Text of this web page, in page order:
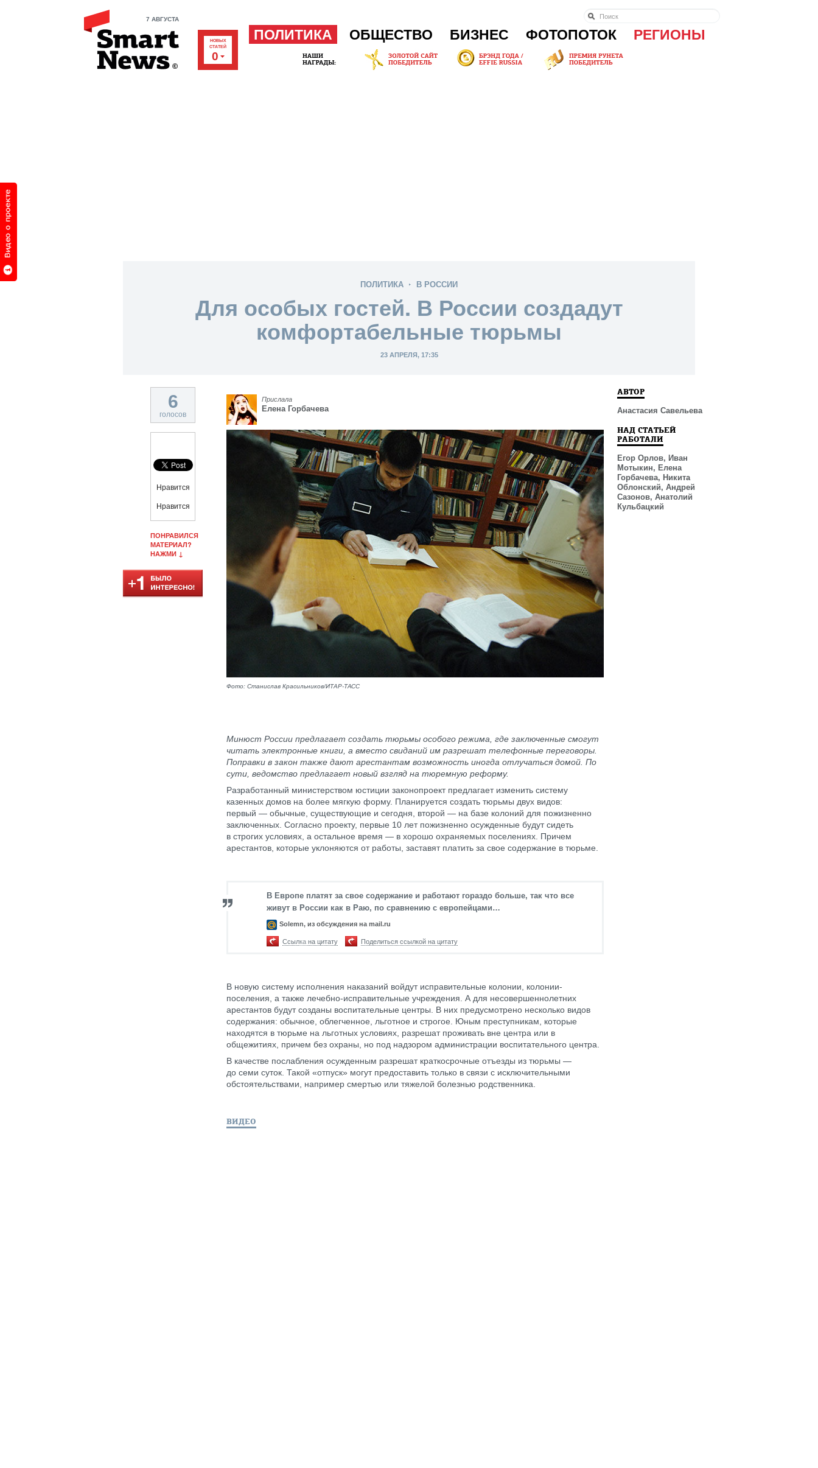
7 АВГУСТА
НОВЫХ
СТАТЕЙ
0
ПОЛИТИКА ОБЩЕСТВО БИЗНЕС ФОТОПОТОК РЕГИОНЫ
ПОЛИТИКА В РОССИИ
Для особых гостей. В России создадут
комфортабельные тюрьмы
23 АПРЕЛЯ, 17:35
6
голосов
Нравится
Нравится
ПОНРАВИЛСЯ
МАТЕРИАЛ?
НАЖМИ ↓
Прислала
Елена Горбачева
Фото: Станислав Красильников/ИТАР-ТАСС
Минюст России предлагает создать тюрьмы особого режима, где заключенные смогут
читать электронные книги, а вместо свиданий им разрешат телефонные переговоры.
Поправки в закон также дают арестантам возможность иногда отлучаться домой. По
сути, ведомство предлагает новый взгляд на тюремную реформу.
Разработанный министерством юстиции законопроект предлагает изменить систему
казенных домов на более мягкую форму. Планируется создать тюрьмы двух видов:
первый — обычные, существующие и сегодня, второй — на базе колоний для пожизненно
заключенных. Согласно проекту, первые 10 лет пожизненно осужденные будут сидеть
в строгих условиях, а остальное время — в хорошо охраняемых поселениях. Причем
арестантов, которые уклоняются от работы, заставят платить за свое содержание в тюрьме.
В Европе платят за свое содержание и работают гораздо больше, так что все
живут в России как в Раю, по сравнению с европейцами…
Solemn, из обсуждения на mail.ru
Ссылка на цитату Поделиться ссылкой на цитату
В новую систему исполнения наказаний войдут исправительные колонии, колонии-
поселения, а также лечебно-исправительные учреждения. А для несовершеннолетних
арестантов будут созданы воспитательные центры. В них предусмотрено несколько видов
содержания: обычное, облегченное, льготное и строгое. Юным преступникам, которые
находятся в тюрьме на льготных условиях, разрешат проживать вне центра или в
общежитиях, причем без охраны, но под надзором администрации воспитательного центра.
В качестве послабления осужденным разрешат краткосрочные отъезды из тюрьмы —
до семи суток. Такой «отпуск» могут предоставить только в связи с исключительными
обстоятельствами, например смертью или тяжелой болезнью родственника.
ВИДЕО
АВТОР
Анастасия Савельева
НАД СТАТЬЕЙ
РАБОТАЛИ
Егор Орлов, Иван
Мотыкин, Елена
Горбачева, Никита
Облонский, Андрей
Сазонов, Анатолий
Кульбацкий